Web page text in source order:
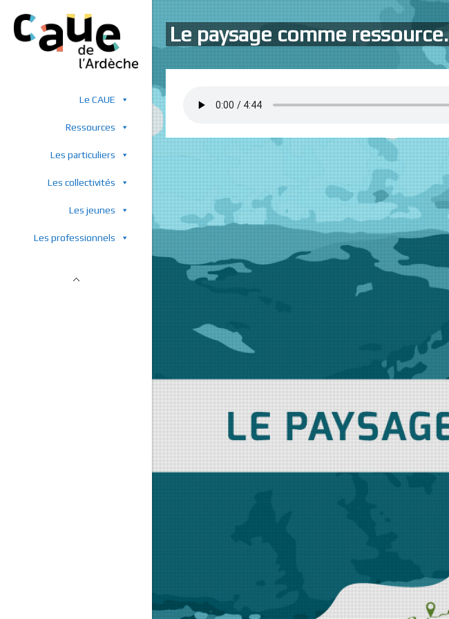
Le CAUE
Ressources
Les particuliers
Les collectivités
Les jeunes
Les professionnels
Le paysage comme ressource.